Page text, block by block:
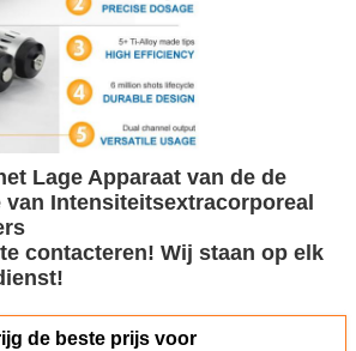
Lage Apparaat van de de
Intensiteitsextracorporeal
contacteren! Wij staan op elk
de beste prijs voor